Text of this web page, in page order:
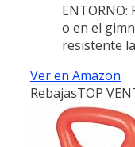
o en el
resistente
Ver en Amazon
RebajasTOP